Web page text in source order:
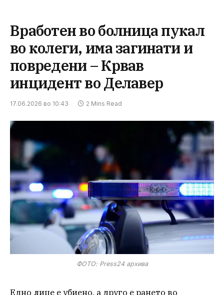
Вработен во болница пукал
во колеги, има загинати и
повредени – Крвав
инцидент во Делавер
17.06.2026 во 10:43 2 Mins Read
ФОТО: Press24 архива
Едно лице е убиено, а друго е рането во